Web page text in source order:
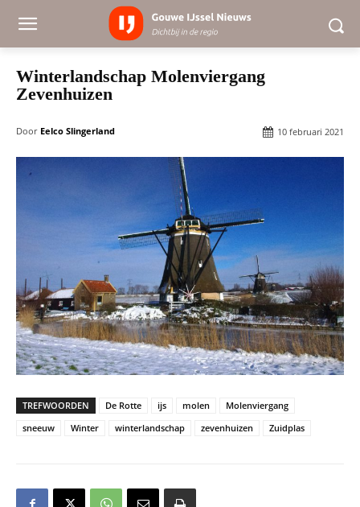
Winterlandschap Molenviergang
Zevenhuizen
Door Eelco Slingerland 10 februari 2021
TREFWOORDEN De Rotte ijs molen
Molenviergang
sneeuw
Winter winterlandschap zevenhuizen Zuidplas